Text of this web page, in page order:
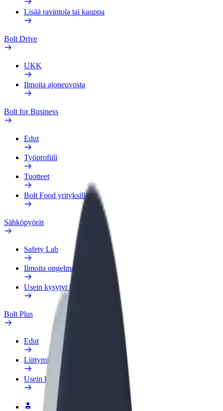
Lisää ravintola tai kauppa
Bolt Drive
UKK
Ilmoita ajoneuvosta
Bolt for Business
Edut
Työprofiili
Tuotteet
Bolt Food yrityksille
Sähköpyörät
Safety Lab
Ilmoita ongelmasta
Usein kysytyt kysymykset
Bolt Plus
Edut
Liittymisohjeet
Usein kysytyt kysymykset